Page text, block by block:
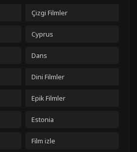
Çizgi Filmler
Cyprus
Dans
Dini Filmler
Epik Filmler
Estonia
Film izle